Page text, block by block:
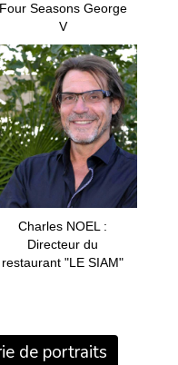
Four Seasons George
V
Charles NOEL :
Directeur du
restaurant "LE SIAM"
de portraits